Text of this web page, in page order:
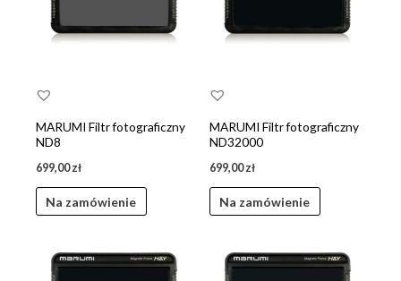
MARUMI Filtr fotograficzny
ND8
699,00zł
Na zamówienie
MARUMI Filtr fotograficzny
ND32000
699,00zł
Na zamówienie